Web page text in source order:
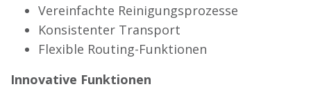
Vereinfachte Reinigungsprozesse
Konsistenter Transport
Flexible Routing-Funktionen
Innovative Funktionen